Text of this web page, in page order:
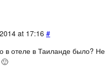
at 17:16 #
в отеле в Таиланде было? Не